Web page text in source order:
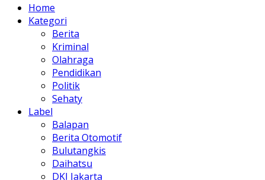
Home
Kategori
Berita
Kriminal
Olahraga
Pendidikan
Politik
Sehaty
Label
Balapan
Berita Otomotif
Bulutangkis
Daihatsu
DKI Jakarta